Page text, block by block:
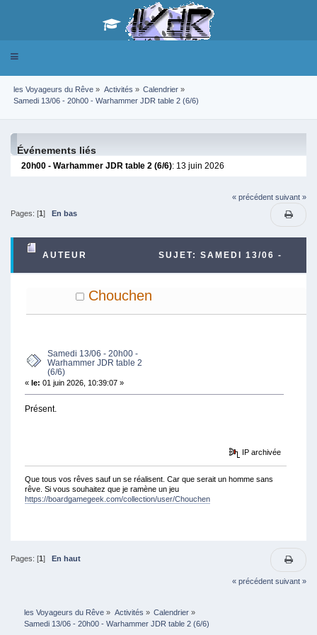
Toggle
les Voyageurs du Rêve » Activités » Calendrier»
Samedi 13/06 - 20h00 - Warhammer JDR table 2 (6/6)
Événements liés
20h00 - Warhammer JDR table 2 (6/6): 13 juin 2026
« précédent suivant »
Pages: [1] En bas
AUTEUR SUJET: SAMEDI 13/06 -
20H00 - WARHAMMER JDR TABLE 2 (6/6) (LU
Chouchen
Samedi 13/06 - 20h00 -
Warhammer JDR table 2
(6/6)
« le: 01 juin 2026, 10:39:07 »
Présent.
IP archivée
Que tous vos rêves sauf un se réalisent. Car que serait un homme sans
rêve. Si vous souhaitez que je ramène un jeu
https://boardgamegeek.com/collection/user/Chouchen
Pages: [1] En haut
« précédent suivant »
les Voyageurs du Rêve » Activités » Calendrier»
Samedi 13/06 - 20h00 - Warhammer JDR table 2 (6/6)